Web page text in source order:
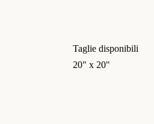
Taglie disponibili
20" x 20"